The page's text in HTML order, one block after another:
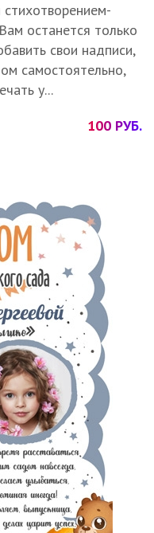
останется только
свои надписи,
самостоятельно,
у...
100 РУБ.